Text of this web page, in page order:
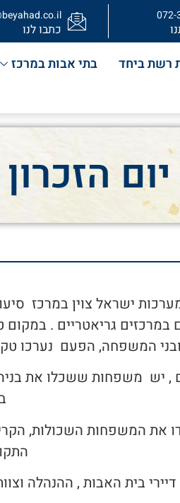
072-
כתבו לנו
רשת ביחד בתי אבות במרכז
מערכות ישראל צוין במרכז
במרכזים גריאטריים .
ובני המשפחה, הפעם נערכו
, יש משפחות ששכלו את
את המשפחות השכולות,
דיירי בית האבות , ההנהלה